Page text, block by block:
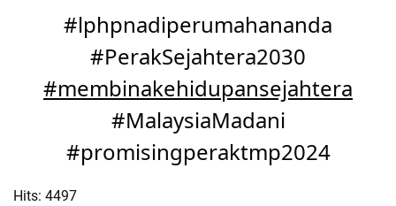
#lphpnadiperumahananda
#PerakSejahtera2030
#membinakehidupansejahtera
#MalaysiaMadani
#promisingperaktmp2024
Hits: 4497